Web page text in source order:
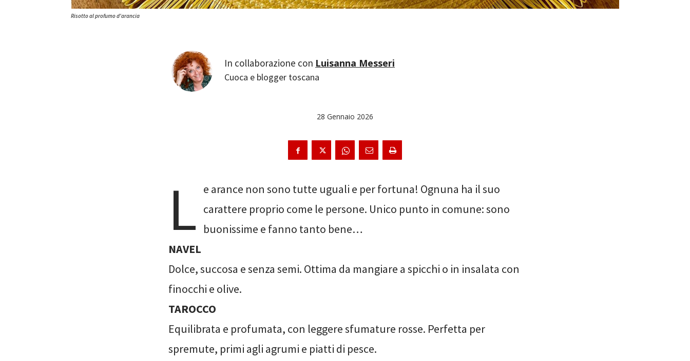
Risotto al profumo d'arancia
Luisanna Messeri
Cuoca e blogger toscana
28 Gennaio 2026
L e arance non sono tutte uguali e per fortuna! Ognuna ha il suo
carattere proprio come le persone. Unico punto in comune: sono
buonissime e fanno tanto bene…
NAVEL
Dolce, succosa e senza semi. Ottima da mangiare a spicchi o in insalata con
finocchi e olive.
TAROCCO
Equilibrata e profumata, con leggere sfumature rosse. Perfetta per
spremute, primi agli agrumi e piatti di pesce.